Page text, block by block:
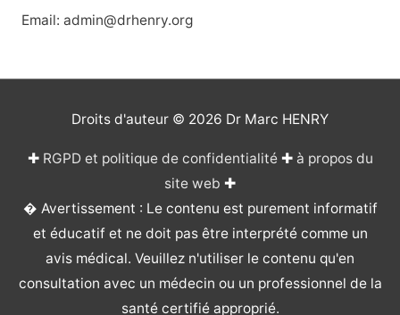
Email: admin@drhenry.org
Droits d'auteur © 2026 Dr Marc HENRY
✚ RGPD et politique de confidentialité✚ à propos du
site web ✚
� Avertissement : Le contenu est purement informatif
et éducatif et ne doit pas être interprété comme un
avis médical. Veuillez n'utiliser le contenu qu'en
consultation avec un médecin ou un professionnel de la
santé certifié approprié.